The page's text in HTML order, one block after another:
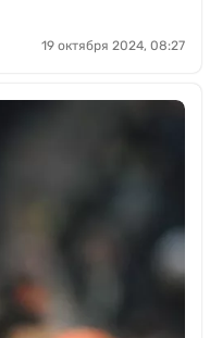
19 октября 2024, 08:27